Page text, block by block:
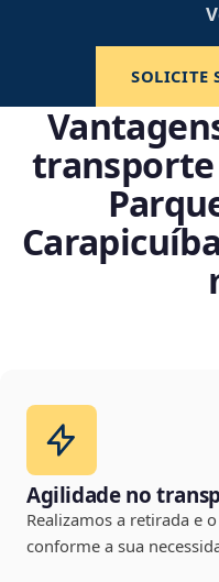
SOLICITE
transporte
Agilidade no
Realizamos a retirada e
conforme a sua